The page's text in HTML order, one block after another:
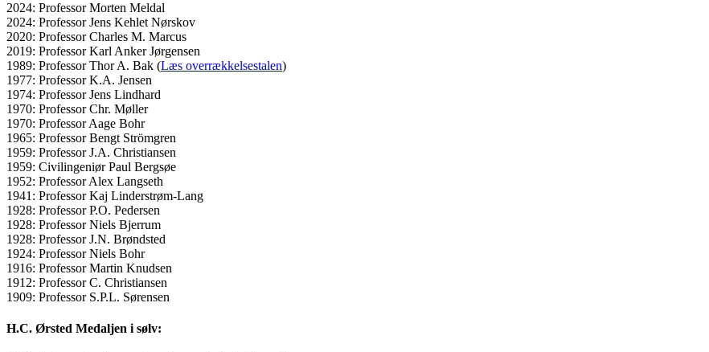
2024: Professor Morten Meldal
2024: Professor Jens Kehlet Nørskov
2020: Professor Charles M. Marcus
2019: Professor Karl Anker Jørgensen
1989: Professor Thor A. Bak (Læs overrækkelsestalen)
1977: Professor K.A. Jensen
1974: Professor Jens Lindhard
1970: Professor Chr. Møller
1970: Professor Aage Bohr
1965: Professor Bengt Strömgren
1959: Professor J.A. Christiansen
1959: Civilingeniør Paul Bergsøe
1952: Professor Alex Langseth
1941: Professor Kaj Linderstrøm-Lang
1928: Professor P.O. Pedersen
1928: Professor Niels Bjerrum
1928: Professor J.N. Brøndsted
1924: Professor Niels Bohr
1916: Professor Martin Knudsen
1912: Professor C. Christiansen
1909: Professor S.P.L. Sørensen
H.C. Ørsted Medaljen i sølv: